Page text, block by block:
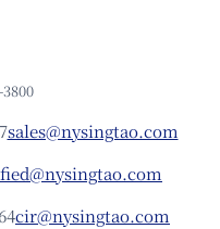
3800
sales@nysingtao.com
cir@nysingtao.com